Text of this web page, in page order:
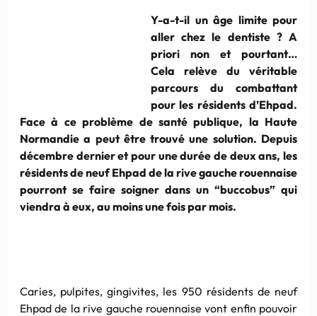
Y-a-t-il un âge limite pour
aller chez le dentiste ? A
priori non et pourtant…
Cela relève du véritable
parcours du combattant
pour les résidents d’Ehpad.
Face à ce problème de santé publique, la Haute
Normandie a peut être trouvé une solution. Depuis
décembre dernier et pour une durée de deux ans, les
résidents de neufEhpad de la rive gaucherouennaise
pourront se faire soigner dans un “buccobus” qui
viendra à eux, au moins une fois par mois.
Caries, pulpites,gingivites, les 950 résidents de neuf
Ehpad de la rive gauche rouennaise vont enfin pouvoir